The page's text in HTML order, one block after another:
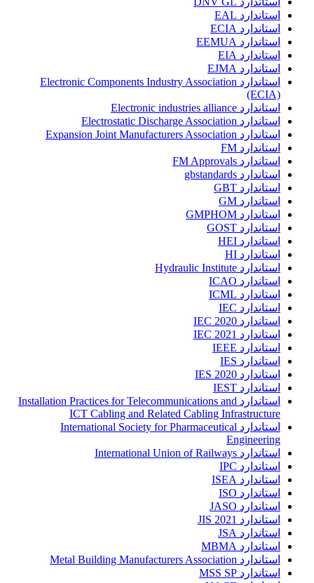
استاندارد EAL
استاندارد ECIA
استاندارد EEMUA
استاندارد EIA
استاندارد EJMA
استاندارد Electronic Components Industry Association
(ECIA)
استاندارد Electronic industries alliance
استاندارد Electrostatic Discharge Association
استاندارد Expansion Joint Manufacturers Association
استاندارد FM
استاندارد FM Approvals
استاندارد gbstandards
استاندارد GBT
استاندارد GM
استاندارد GMPHOM
استاندارد GOST
استاندارد HEI
استاندارد HI
استاندارد Hydraulic Institute
استاندارد ICAO
استاندارد ICML
استاندارد IEC
استاندارد IEC 2020
استاندارد IEC 2021
استاندارد IEEE
استاندارد IES
استاندارد IES 2020
استاندارد IEST
استاندارد Installation Practices for Telecommunications and
ICT Cabling and Related Cabling Infrastructure
استاندارد International Society for Pharmaceutical
Engineering
استاندارد International Union of Railways
استاندارد IPC
استاندارد ISEA
استاندارد ISO
استاندارد JASO
استاندارد JIS 2021
استاندارد JSA
استاندارد MBMA
استاندارد Metal Building Manufacturers Association
استاندارد MSS SP